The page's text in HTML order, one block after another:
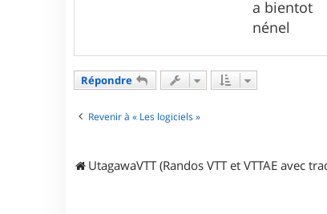
é
n
e
a bientot
nénel
Répondre
Revenir à « Les logiciels »
UtagawaVTT (Randos VTT et VTTAE avec